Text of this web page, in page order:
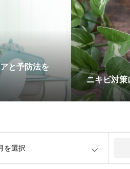
と予防法を
ニキビ対策